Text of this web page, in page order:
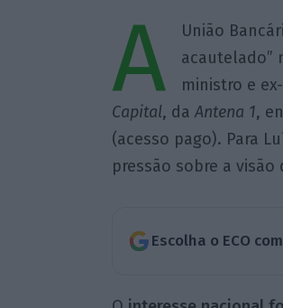
A
União
acautelado”
ministro e
Capital, da Antena 1,
(acesso pago). Para
pressão sobre a
Escolha o ECO